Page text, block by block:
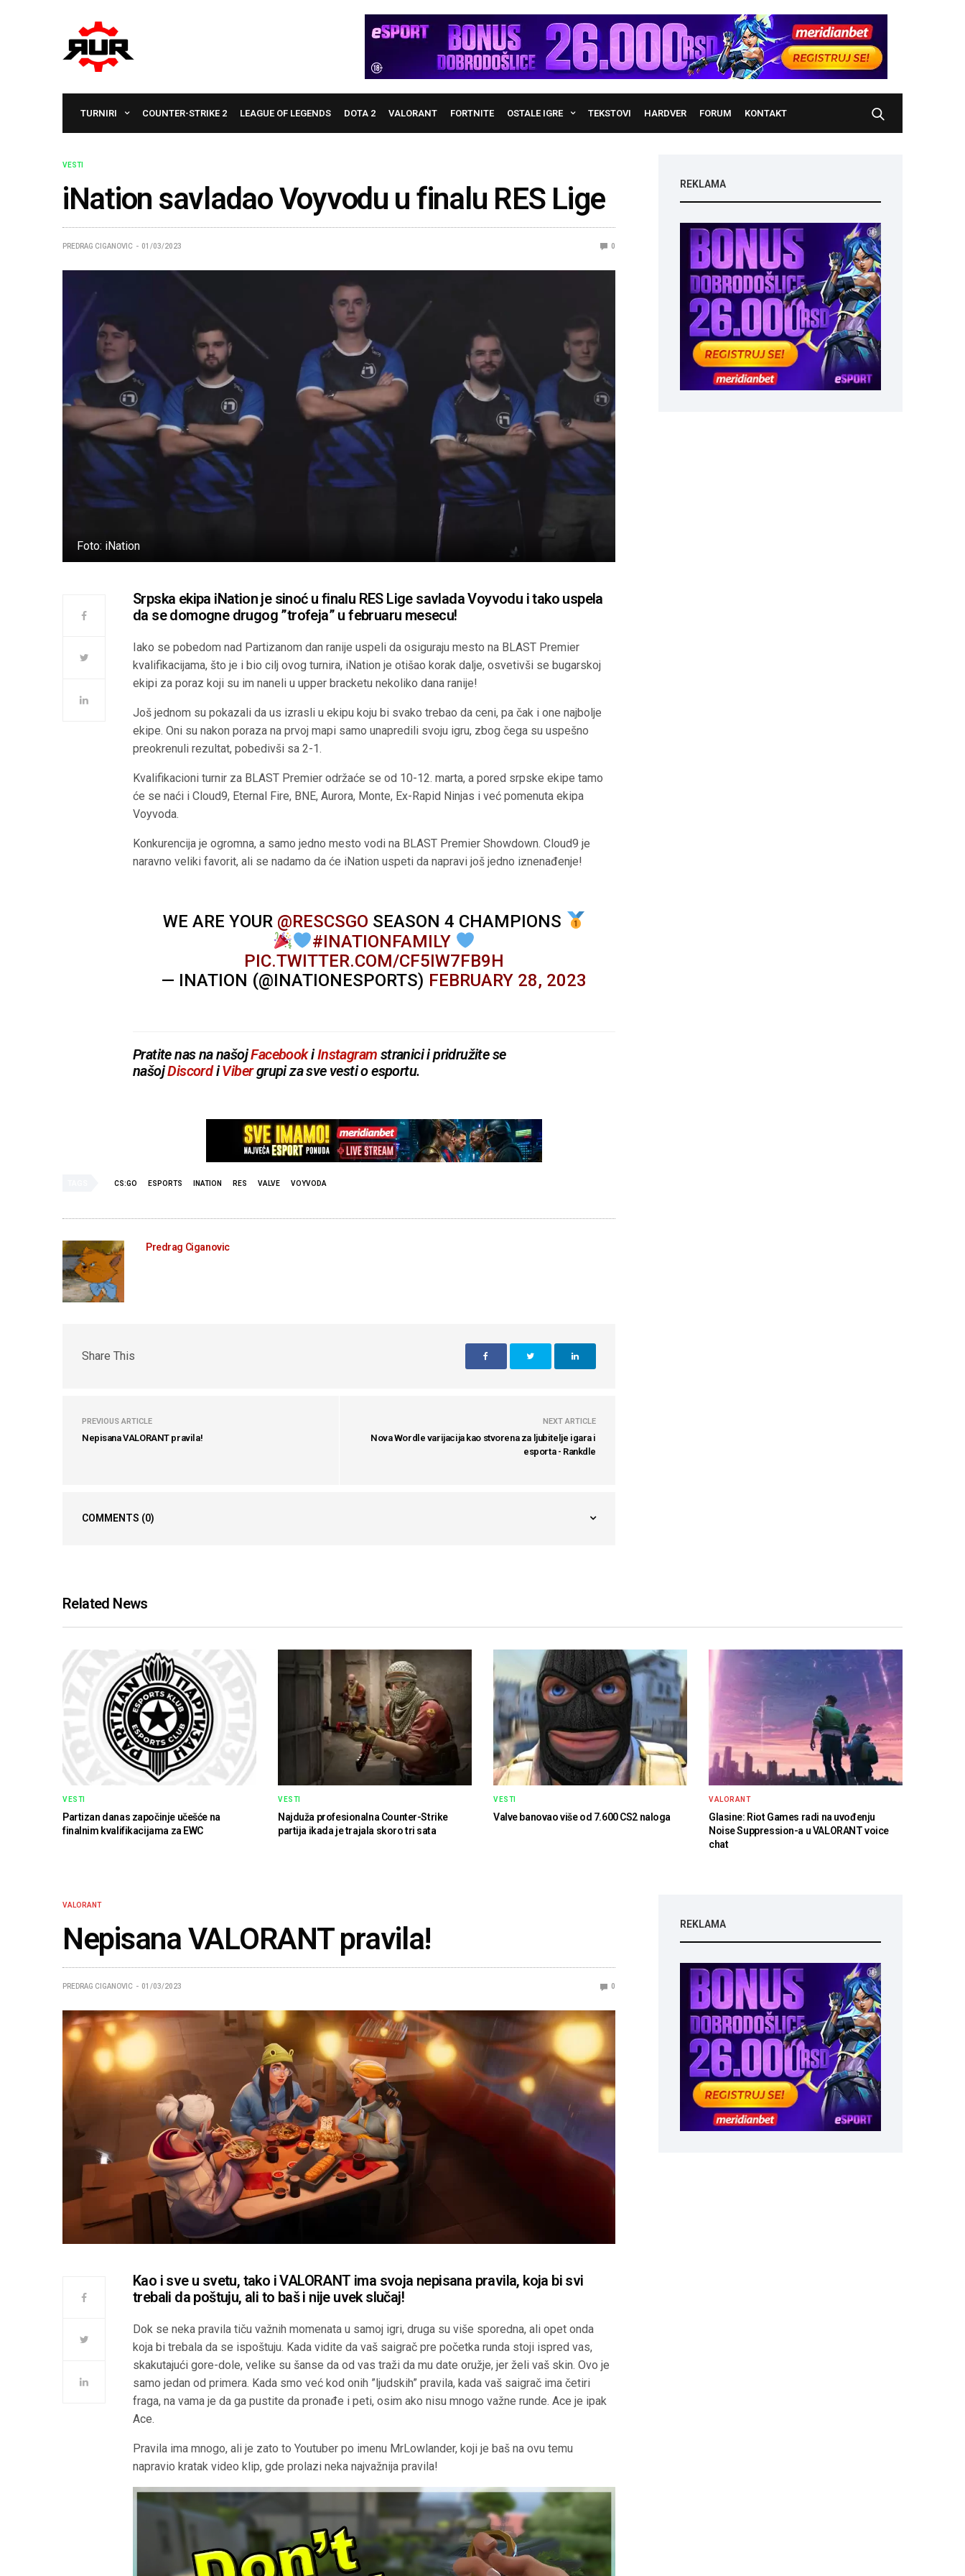
TURNIRI COUNTER-STRIKE 2 LEAGUE OF LEGENDS DOTA 2 VALORANT FORTNITE OSTALE IGRE TEKSTOVI HARDVER FORUM KONTAKT
VESTI
iNation savladao Voyvodu u finalu RES Lige
PREDRAG CIGANOVIC 01/03/2023 0
Foto: iNation
Srpska ekipa iNation je sinoć u finalu RES Lige savlada Voyvodu i tako uspela
da se domogne drugog ”trofeja” u februaru mesecu!
Iako se pobedom nad Partizanom dan ranije uspeli da osiguraju mesto na BLAST Premier
kvalifikacijama, što je i bio cilj ovog turnira, iNation je otišao korak dalje, osvetivši se bugarskoj
ekipi za poraz koji su im naneli u upper bracketu nekoliko dana ranije!
Još jednom su pokazali da us izrasli u ekipu koju bi svako trebao da ceni, pa čak i one najbolje
ekipe. Oni su nakon poraza na prvoj mapi samo unapredili svoju igru, zbog čega su uspešno
preokrenuli rezultat, pobedivši sa 2-1.
Kvalifikacioni turnir za BLAST Premier održaće se od 10-12. marta, a pored srpske ekipe tamo
će se naći i Cloud9, Eternal Fire, BNE, Aurora, Monte, Ex-Rapid Ninjas i već pomenuta ekipa
Voyvoda.
Konkurencija je ogromna, a samo jedno mesto vodi na BLAST Premier Showdown. Cloud9 je
naravno veliki favorit, ali se nadamo da će iNation uspeti da napravi još jedno iznenađenje!
WE ARE YOUR @RESCSGO SEASON 4 CHAMPIONS
#INATIONFAMILY
PIC.TWITTER.COM/CF5IW7FB9H
— INATION (@INATIONESPORTS) FEBRUARY 28, 2023
Pratite nas na našojFacebookiInstagram stranici i pridružite se
našojDiscordiVibergrupi za sve vesti o esportu.
CS:GO ESPORTS INATION RES VALVE VOYVODA
Predrag Ciganovic
Share This
PREVIOUS ARTICLE
Nepisana VALORANT pravila!
NEXT ARTICLE
Nova Wordle varijacija kao stvorena za ljubitelje igara i
esporta - Rankdle
COMMENTS (0)
REKLAMA
Related News
VESTI
Partizan danas započinje učešće na
finalnim kvalifikacijama za EWC
VESTI
Najduža profesionalna Counter-Strike
partija ikada je trajala skoro tri sata
VESTI
Valve banovao više od 7.600 CS2 naloga
VALORANT
Glasine: Riot Games radi na uvođenju
Noise Suppression-a u VALORANT voice
chat
VALORANT
Nepisana VALORANT pravila!
PREDRAG CIGANOVIC 01/03/2023 0
Kao i sve u svetu, tako i VALORANT ima svoja nepisana pravila, koja bi svi
trebali da poštuju, ali to baš i nije uvek slučaj!
Dok se neka pravila tiču važnih momenata u samoj igri, druga su više sporedna, ali opet onda
koja bi trebala da se ispoštuju. Kada vidite da vaš saigrač pre početka runda stoji ispred vas,
skakutajući gore-dole, velike su šanse da od vas traži da mu date oružje, jer želi vaš skin. Ovo je
samo jedan od primera. Kada smo već kod onih ”ljudskih” pravila, kada vaš saigrač ima četiri
fraga, na vama je da ga pustite da pronađe i peti, osim ako nisu mnogo važne runde. Ace je ipak
Ace.
Pravila ima mnogo, ali je zato to Youtuber po imenu MrLowlander, koji je baš na ovu temu
napravio kratak video klip, gde prolazi neka najvažnija pravila!
REKLAMA